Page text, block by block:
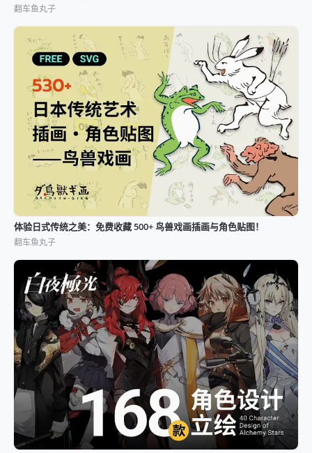
翻车鱼丸子
体验日式传统之美：免费收藏 500+ 鸟兽戏画插画与角色贴图！
翻车鱼丸子